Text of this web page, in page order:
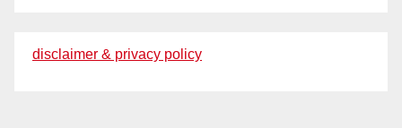
disclaimer & privacy policy